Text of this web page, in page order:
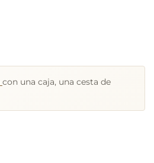
con una caja, una cesta de